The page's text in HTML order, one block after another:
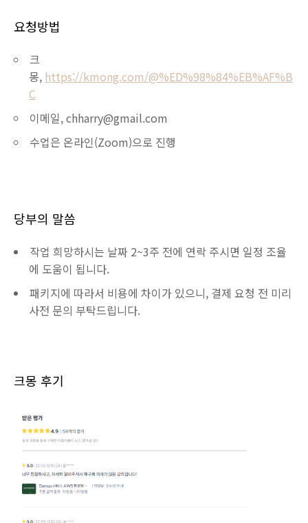
요청방법
크
몽, https://kmong.com/@%ED%98%84%EB%AF%B
C
이메일, chharry@gmail.com
수업은 온라인(Zoom)으로 진행
당부의 말씀
작업 희망하시는 날짜 2~3주 전에 연락 주시면 일정 조율
에 도움이 됩니다.
패키지에 따라서 비용에 차이가 있으니, 결제 요청 전 미리
사전 문의 부탁드립니다.
크몽 후기